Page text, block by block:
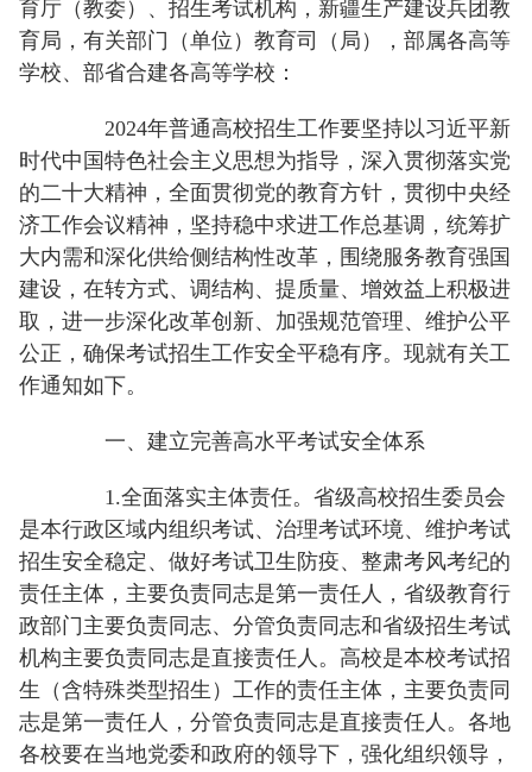
育厅（教委）、招生考试机构，新疆生产建设兵团教
育局，有关部门（单位）教育司（局），部属各高等
学校、部省合建各高等学校：
2024年普通高校招生工作要坚持以习近平新
时代中国特色社会主义思想为指导，深入贯彻落实党
的二十大精神，全面贯彻党的教育方针，贯彻中央经
济工作会议精神，坚持稳中求进工作总基调，统筹扩
大内需和深化供给侧结构性改革，围绕服务教育强国
建设，在转方式、调结构、提质量、增效益上积极进
取，进一步深化改革创新、加强规范管理、维护公平
公正，确保考试招生工作安全平稳有序。现就有关工
作通知如下。
一、建立完善高水平考试安全体系
1.全面落实主体责任。省级高校招生委员会
是本行政区域内组织考试、治理考试环境、维护考试
招生安全稳定、做好考试卫生防疫、整肃考风考纪的
责任主体，主要负责同志是第一责任人，省级教育行
政部门主要负责同志、分管负责同志和省级招生考试
机构主要负责同志是直接责任人。高校是本校考试招
生（含特殊类型招生）工作的责任主体，主要负责同
志是第一责任人，分管负责同志是直接责任人。各地
各校要在当地党委和政府的领导下，强化组织领导，